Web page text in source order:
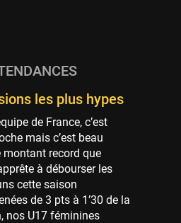
Philadelphia Sixers
89 sessions
Milwaukee Bucks
82 sessions
Hoop Culture
73 sessions
Oklahoma City Thunder
69 sessions
les plus hypes
de France, c’est
mais c’est beau
montant record que
à débourser les
cette saison
de 3 pts à 1’30 de la
nos U17 féminines